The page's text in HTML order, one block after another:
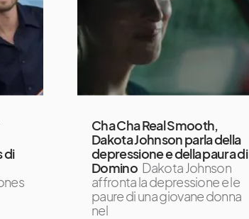
di
Cha Cha Real Smooth,
Dakota Johnson parla della
depressione e della paura di
Domino Dakota Johnson
affronta la depressione e le
paure di una giovane donna
nel